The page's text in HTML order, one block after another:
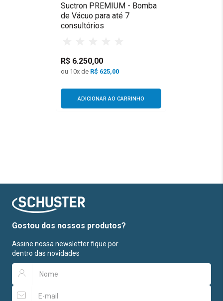
Suctron PREMIUM - Bomba
de Vácuo para até 7
consultórios
R$ 6.250,00
ou 10x de R$ 625,00
ADICIONAR AO CARRINHO
Gostou dos nossos produtos?
Assine nossa newsletter fique por
dentro das novidades